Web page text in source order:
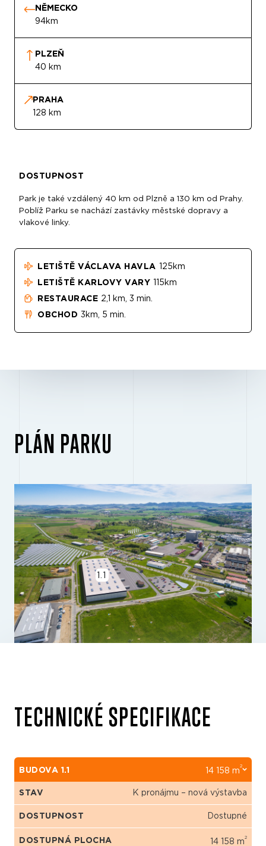
DOSTUPNOST
Park je také vzdálený 40 km od Plzně a 130 km od Prahy.
Poblíž Parku se nachází zastávky městské dopravy a
vlakové linky.
NĚMECKO
94km
PLZEŇ
40 km
PRAHA
128 km
LETIŠTĚ VÁCLAVA HAVLA
125km
LETIŠTĚ KARLOVY VARY
115km
RESTAURACE 2,1 km, 3 min.
OBCHOD 3km, 5 min.
PLÁN PARKU
1.1
TECHNICKÉ SPECIFIKACE
BUDOVA 1.1 14 158 m
2
STAV K pronájmu – nová výstavba
DOSTUPNOST Dostupné
DOSTUPNÁ PLOCHA 14 158 m
2